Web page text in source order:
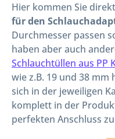
Hier kommen Sie
für den
Durchmesser passen
haben aber auch
Schlauchtüllen aus PP
wie z.B. 19 und 38 mm
sich in der jeweiligen
komplett in der
perfekten Anschluss